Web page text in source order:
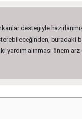
desteğiyle
buradaki
yardım alınması önem